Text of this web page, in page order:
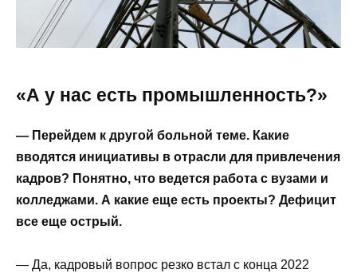
«А у нас есть промышленность?»
— Перейдем к другой больной теме. Какие
вводятся инициативы в отрасли для привлечения
кадров? Понятно, что ведется работа с вузами и
колледжами. А какие еще есть проекты? Дефицит
все еще острый.
— Да, кадровый вопрос резко встал с конца 2022